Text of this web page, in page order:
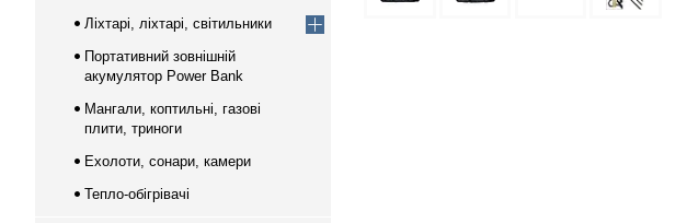
Ліхтарі, ліхтарі, світильники
Портативний зовнішній
акумулятор Power Bank
Мангали, коптильні, газові
плити, триноги
Ехолоти, сонари, камери
Тепло-обігрівачі